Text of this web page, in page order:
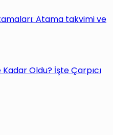
Atama takvimi ve
Kadar Oldu? İşte Çarpıcı